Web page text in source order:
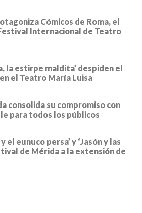
Cómicos de Roma, el
Internacional de Teatro
la estirpe maldita’ despiden el
el Teatro María Luisa
consolida su compromiso con
para todos los públicos
el eunuco persa’ y ‘Jasón y las
de Mérida a la extensión de